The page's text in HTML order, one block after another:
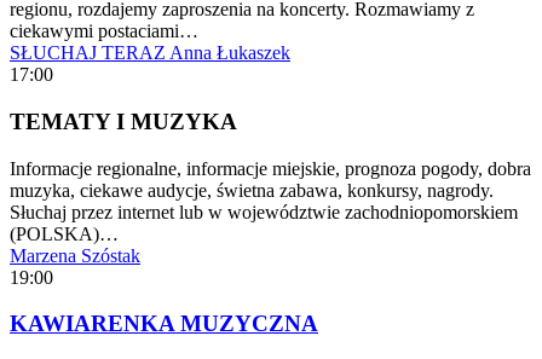
regionu, rozdajemy zaproszenia na koncerty. Rozmawiamy z
ciekawymi postaciami…
SŁUCHAJ TERAZ Anna Łukaszek
17:00
TEMATY I MUZYKA
Informacje regionalne, informacje miejskie, prognoza pogody, dobra
muzyka, ciekawe audycje, świetna zabawa, konkursy, nagrody.
Słuchaj przez internet lub w województwie zachodniopomorskiem
(POLSKA)…
Marzena Szóstak
19:00
KAWIARENKA MUZYCZNA